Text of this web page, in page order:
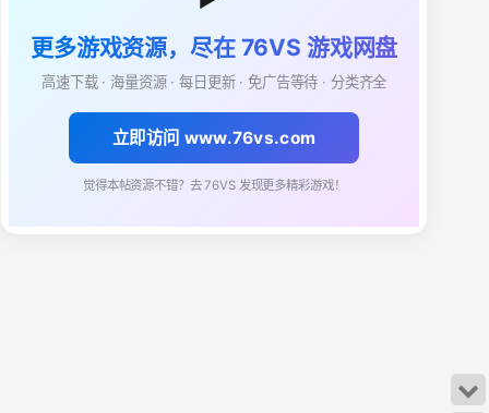
更多游戏资源，尽在 76VS 游戏网盘
高速下载 · 海量资源 · 每日更新 · 免广告等待 · 分类齐全
立即访问 www.76vs.com
觉得本帖资源不错？去 76VS 发现更多精彩游戏！